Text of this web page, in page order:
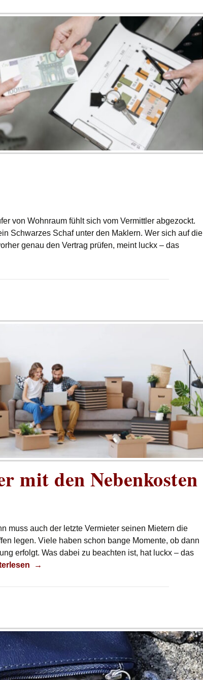
von Wohnraum fühlt sich vom Vermittler abgezockt.
Schwarzes Schaf unter den Maklern. Wer sich auf die
genau den Vertrag prüfen, meint luckx – das
mit den Nebenkosten
muss auch der letzte Vermieter seinen Mietern die
legen. Viele haben schon bange Momente, ob dann
erfolgt. Was dabei zu beachten ist, hat luckx – das
Ärger mit den Nebenkosten
→